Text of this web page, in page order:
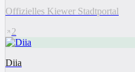
Offizielles Kiewer Stadtportal
2
Diia